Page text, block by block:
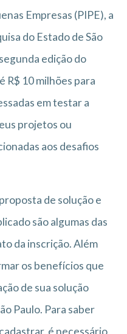
Empresas (PIPE), a
do Estado de São
edição do
R$ 10 milhões para
em testar a
projetos ou
aos desafios
de solução e
são algumas das
da inscrição. Além
os benefícios que
de sua solução
Paulo. Para saber
é necessário